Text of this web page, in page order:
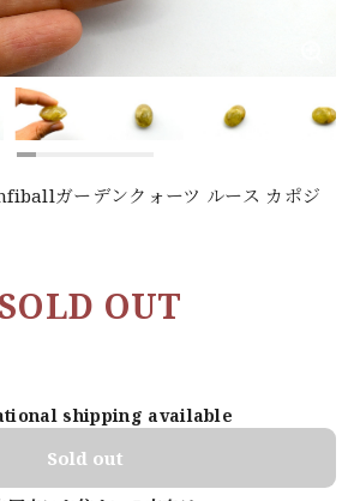
ガーデンクォーツ ルース カポジ
OUT
shipping available
Sold out